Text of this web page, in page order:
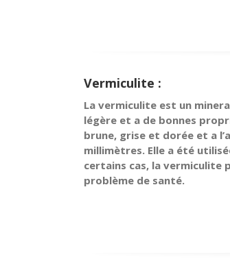
Vermiculite :
La vermiculite est un
légère et a de bonnes
brune, grise et dorée et a
millimètres. Elle a été
certains cas, la vermiculite
problème de santé.